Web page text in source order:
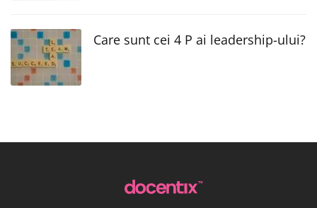
Care sunt cei 4 P ai leadership-ului?